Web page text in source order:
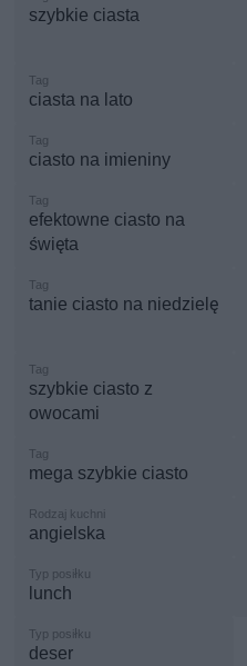
szybkie ciasta
ciasta na lato
ciasto na imieniny
efektowne ciasto na
święta
tanie ciasto na niedzielę
szybkie ciasto z
owocami
mega szybkie ciasto
angielska
lunch
deser